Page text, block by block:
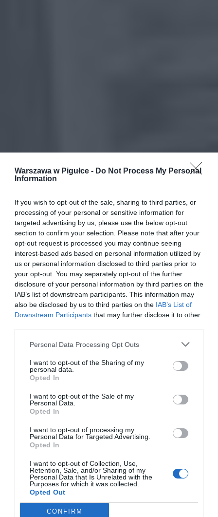
Warszawa w Pigułce - Do Not Process My Personal
Information
If you wish to opt-out of the sale, sharing to third parties, or
processing of your personal or sensitive information for
targeted advertising by us, please use the below opt-out
section to confirm your selection. Please note that after your
opt-out request is processed you may continue seeing
interest-based ads based on personal information utilized by
us or personal information disclosed to third parties prior to
your opt-out. You may separately opt-out of the further
disclosure of your personal information by third parties on the
IAB’s list of downstream participants. This information may
also be disclosed by us to third parties on the IAB’s List of
Downstream Participants that may further disclose it to other
Personal Data Processing Opt Outs
I want to opt-out of the Sharing of my
personal data.
Opted In
I want to opt-out of the Sale of my
Personal Data.
Opted In
I want to opt-out of processing my
Personal Data for Targeted Advertising.
Opted In
I want to opt-out of Collection, Use,
Retention, Sale, and/or Sharing of my
Personal Data that Is Unrelated with the
Purposes for which it was collected.
Opted Out
CONFIRM